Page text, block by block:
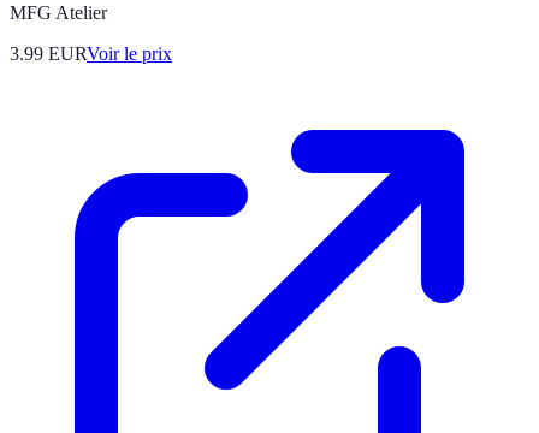
MFG Atelier
3.99 EURVoir le prix